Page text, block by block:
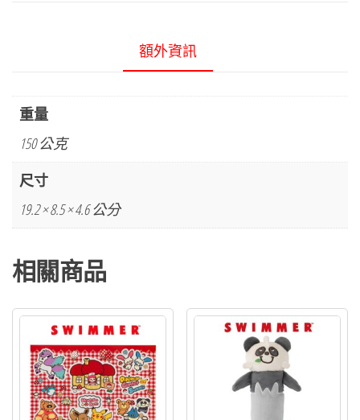
列
製
筆
數
額外資訊
重量
150 公克
尺寸
19.2 × 8.5 × 4.6 公分
相關商品